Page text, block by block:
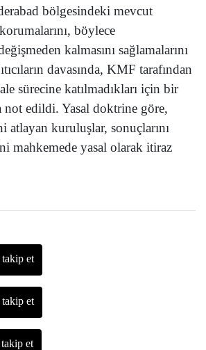
bölgesindeki mevcut
böylece
kalmasını sağlamalarını
davasında, KMF tarafından
sürecine katılmadıkları için bir
not edildi. Yasal doktrine göre,
atlayan kuruluşlar, sonuçlarını
mahkemede yasal olarak itiraz
takip et
takip et
et